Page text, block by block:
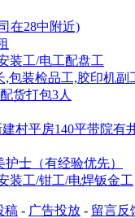
在28中附近)
装工/电工配盘工
包装检品工,胶印机副
货打包3人
村平房140平带院有
士（有经验优先）
装工/钳工/电焊钣金工
稿 - 广告投放 - 留言反